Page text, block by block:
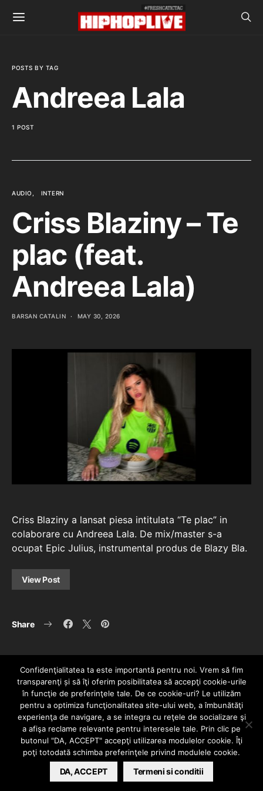
POSTS BY TAG
Andreea Lala
1 POST
AUDIO INTERN
Criss Blaziny – Te
plac (feat.
Andreea Lala)
BARSAN CATALIN MAY 30, 2026
Criss Blaziny a lansat piesa intitulata “Te plac” in
colaborare cu Andreea Lala. De mix/master s-a
ocupat Epic Julius, instrumental produs de Blazy Bla.
View Post
Share
HOME CONTACT POLITICĂ DE CONFIDENȚIALITATE
Since 2005 | Copyright by HIPHOPLIVE
ENTERTAINMENT SRL
Confidenţialitatea ta este importantă pentru noi. Vrem să fim
transparenţi și să îţi oferim posibilitatea să accepţi cookie-urile
în funcţie de preferinţele tale. De ce cookie-uri? Le utilizăm
pentru a optimiza funcţionalitatea site-ului web, a îmbunătăţi
experienţa de navigare, a se integra cu reţele de socializare şi
a afişa reclame relevante pentru interesele tale. Prin clic pe
butonul "DA, ACCEPT" accepţi utilizarea modulelor cookie. Îţi
poţi totodată schimba preferinţele privind modulele cookie.
DA, ACCEPT Termeni si conditii